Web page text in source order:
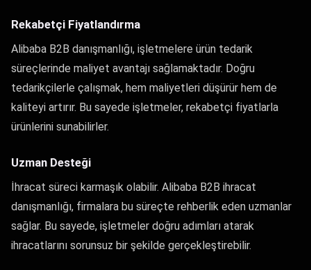
Rekabetçi Fiyatlandırma
Alibaba B2B danışmanlığı, işletmelere ürün tedarik
süreçlerinde maliyet avantajı sağlamaktadır. Doğru
tedarikçilerle çalışmak, hem maliyetleri düşürür hem de
kaliteyi artırır. Bu sayede işletmeler, rekabetçi fiyatlarla
ürünlerini sunabilirler.
Uzman Desteği
İhracat süreci karmaşık olabilir. Alibaba B2B ihracat
danışmanlığı, firmalara bu süreçte rehberlik eden uzmanlar
sağlar. Bu sayede, işletmeler doğru adımları atarak
ihracatlarını sorunsuz bir şekilde gerçekleştirebilir.